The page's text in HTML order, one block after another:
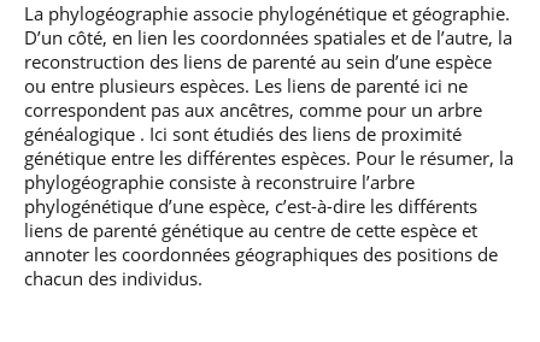
La phylogéographie associe phylogénétique et géographie.
D’un côté, en lien les coordonnées spatiales et de l’autre, la
reconstruction des liens de parenté au sein d’une espèce
ou entre plusieurs espèces. Les liens de parenté ici ne
correspondent pas aux ancêtres, comme pour un arbre
généalogique . Ici sont étudiés des liens de proximité
génétique entre les différentes espèces. Pour le résumer, la
phylogéographie consiste à reconstruire l’arbre
phylogénétique d’une espèce, c’est-à-dire les différents
liens de parenté génétique au centre de cette espèce et
annoter les coordonnées géographiques des positions de
chacun des individus.